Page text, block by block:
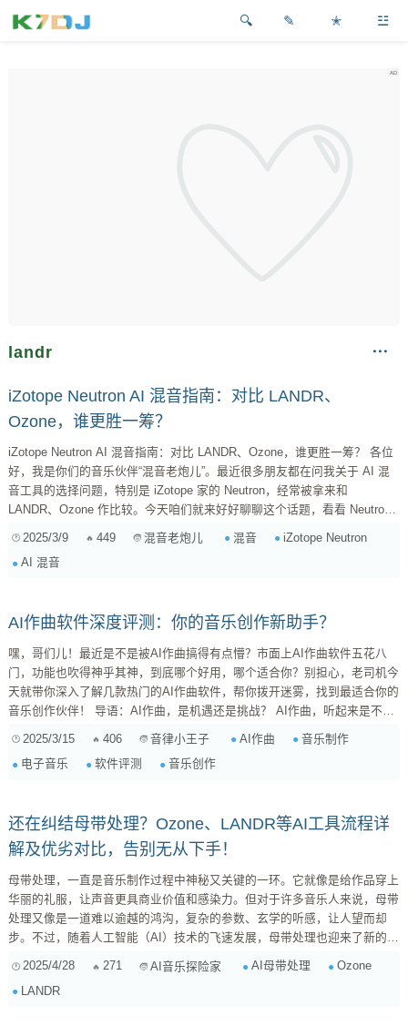
✎ ✭ ☳
landr
iZotope Neutron AI 混音指南：对比 LANDR、
Ozone，谁更胜一筹？
iZotope Neutron AI 混音指南：对比 LANDR、Ozone，谁更胜一筹？ 各位
好，我是你们的音乐伙伴“混音老炮儿”。最近很多朋友都在问我关于 AI 混
音工具的选择问题，特别是 iZotope 家的 Neutron，经常被拿来和
LANDR、Ozone 作比较。今天咱们就来好好聊聊这个话题，看看 Neutron
先得搞清楚什么是 AI 混音。简单来说，AI 混音就是利用人工智能技术，...
2025/3/9 449 混音老炮儿 混音
iZotope Neutron
AI 混音
AI作曲软件深度评测：你的音乐创作新助手？
嘿，哥们儿！最近是不是被AI作曲搞得有点懵？市面上AI作曲软件五花八
门，功能也吹得神乎其神，到底哪个好用，哪个适合你？别担心，老司机今
天就带你深入了解几款热门的AI作曲软件，帮你拨开迷雾，找到最适合你的
音乐创作伙伴！ 导语：AI作曲，是机遇还是挑战？ AI作曲，听起来是不是
式。对于我们音乐人来说，AI作曲既是机遇，也是挑战。一方面，AI可以成
为我们创作的灵感源泉，甚至帮你完成繁琐的编曲工作，让你把更多精力放
2025/3/15 406 音律小王子 AI作曲
音乐制作
电子音乐
软件评测 音乐创作
还在纠结母带处理？Ozone、LANDR等AI工具流程详
解及优劣对比，告别无从下手！
母带处理，一直是音乐制作过程中神秘又关键的一环。它就像是给作品穿上
华丽的礼服，让声音更具商业价值和感染力。但对于许多音乐人来说，母带
处理又像是一道难以逾越的鸿沟，复杂的参数、玄学的听感，让人望而却
步。不过，随着人工智能（AI）技术的飞速发展，母带处理也迎来了新的变
革。今天，我就来和大家聊聊如何利用AI工具进行母带处理，并对比一下AI
母带处理和传统母带处理的优缺点，希望能帮助你更好地驾驭你的作品！
一、AI母带处理：化繁为简的新选择 AI母带处理工具，顾名思义，就是利
2025/4/28 271 AI音乐探险家 AI母带处理
Ozone
LANDR